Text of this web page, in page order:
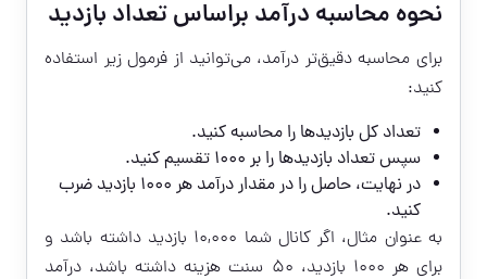
نحوه محاسبه درآمد براساس تعداد بازدید
برای محاسبه دقیق‌تر درآمد، می‌توانید از فرمول زیر استفاده
کنید:
تعداد کل بازدیدها را محاسبه کنید.
سپس تعداد بازدیدها را بر ۱۰۰۰ تقسیم کنید.
در نهایت، حاصل را در مقدار درآمد هر ۱۰۰۰ بازدید ضرب
کنید.
به عنوان مثال، اگر کانال شما ۱۰,۰۰۰ بازدید داشته باشد و
برای هر ۱۰۰۰ بازدید، ۵۰ سنت هزینه داشته باشد، درآمد